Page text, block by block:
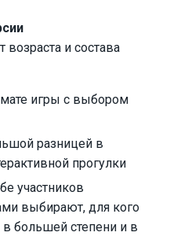
возраста и состава
игры с выбором
разницей в
прогулки
участников
выбирают, для кого
в большей степени и в